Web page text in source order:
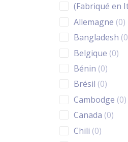
AUTRES
AMIDONS 00
autres riz 0 0
autres sauces
AUTRES
autres
autres
Bière sans
bières
(Fabriqué en
Allemagne 0
Bangladesh 0
Belgique 00
Bénin 00
Brésil 00
Cambodge 0
Canada 00
Chili 00